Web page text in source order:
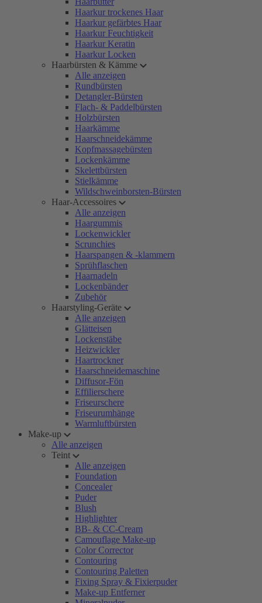
Haarkur trockenes Haar
Haarkur gefärbtes Haar
Haarkur Feuchtigkeit
Haarkur Keratin
Haarkur Locken
Haarbürsten & Kämme
Alle anzeigen
Rundbürsten
Detangler-Bürsten
Flach- & Paddelbürsten
Holzbürsten
Haarkämme
Haarschneidekämme
Kopfmassagebürsten
Lockenkämme
Skelettbürsten
Stielkämme
Wildschweinborsten-Bürsten
Haar-Accessoires
Alle anzeigen
Haargummis
Lockenwickler
Scrunchies
Haarspangen & -klammern
Sprühflaschen
Haarnadeln
Lockenbänder
Zubehör
Haarstyling-Geräte
Alle anzeigen
Glätteisen
Lockenstäbe
Heizwickler
Haartrockner
Haarschneidemaschine
Diffusor-Fön
Effilierschere
Friseurschere
Friseurumhänge
Warmluftbürsten
Make-up
Alle anzeigen
Teint
Alle anzeigen
Foundation
Concealer
Puder
Blush
Highlighter
BB- & CC-Cream
Camouflage Make-up
Color Corrector
Contouring
Contouring Paletten
Fixing Spray & Fixierpuder
Make-up Entferner